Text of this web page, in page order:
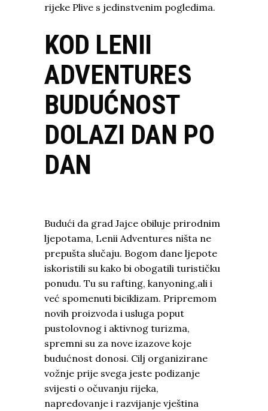
rijeke Plive s jedinstvenim pogledima.
KOD LENII
ADVENTURES
BUDUĆNOST
DOLAZI DAN PO
DAN
Budući da grad Jajce obiluje prirodnim
ljepotama, Lenii Adventures ništa ne
prepušta slučaju. Bogom dane ljepote
iskoristili su kako bi obogatili turističku
ponudu. Tu su rafting, kanyoning,ali i
već spomenuti biciklizam. Pripremom
novih proizvoda i usluga poput
pustolovnog i aktivnog turizma,
spremni su za nove izazove koje
budućnost donosi. Cilj organizirane
vožnje prije svega jeste podizanje
svijesti o očuvanju rijeka,
napredovanje i razvijanje vještina